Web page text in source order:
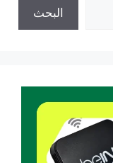
البحث